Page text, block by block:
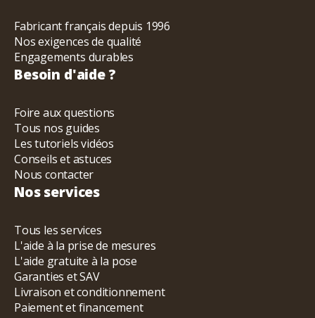
Fabricant français depuis 1996
Nos exigences de qualité
Engagements durables
Besoin d'aide ?
Foire aux questions
Tous nos guides
Les tutoriels vidéos
Conseils et astuces
Nous contacter
Nos services
Tous les services
L'aide à la prise de mesures
L'aide gratuite à la pose
Garanties et SAV
Livraison et conditionnement
Paiement et financement